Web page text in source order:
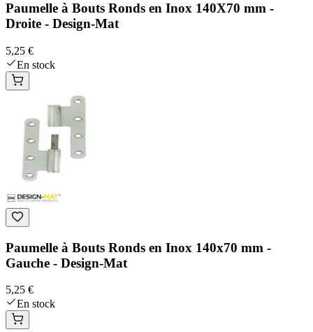
Paumelle à Bouts Ronds en Inox 140X70 mm -
Droite - Design-Mat
5,25 €
En stock
Paumelle à Bouts Ronds en Inox 140x70 mm -
Gauche - Design-Mat
5,25 €
En stock